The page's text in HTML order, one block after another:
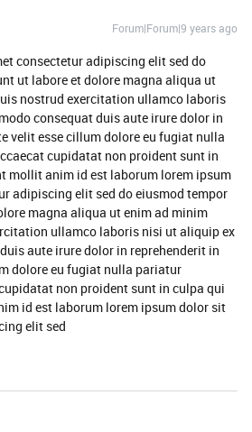
Forum|Forum|9 years ago
consectetur adipiscing elit sed do
ut labore et dolore magna aliqua ut
nostrud exercitation ullamco laboris
consequat duis aute irure dolor in
velit esse cillum dolore eu fugiat nulla
cupidatat non proident sunt in
mollit anim id est laborum lorem ipsum
adipiscing elit sed do eiusmod tempor
magna aliqua ut enim ad minim
ullamco laboris nisi ut aliquip ex
aute irure dolor in reprehenderit in
dolore eu fugiat nulla pariatur
non proident sunt in culpa qui
id est laborum lorem ipsum dolor sit
elit sed